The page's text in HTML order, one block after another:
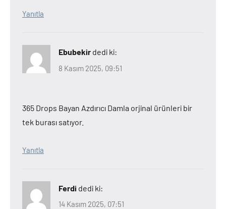
Yanıtla
Ebubekir dedi ki:
8 Kasım 2025, 09:51
365 Drops Bayan Azdırıcı Damla orjinal ürünleri bir
tek burası satıyor.
Yanıtla
Ferdi dedi ki:
14 Kasım 2025, 07:51